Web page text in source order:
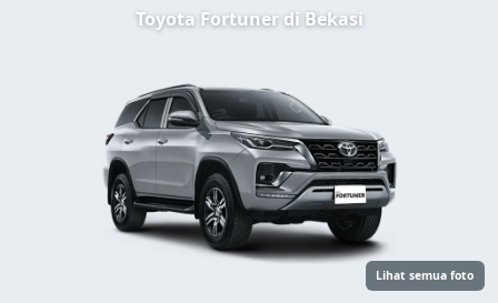
Toyota Fortuner di Bekasi
Lihat semua foto